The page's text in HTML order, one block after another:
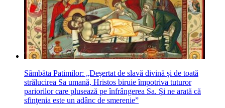
Sâmbăta Patimilor: „Deşertat de slavă divină şi de toată
strălucirea Sa umană, Hristos biruie împotriva tuturor
pariorilor care plusează pe înfrângerea Sa. Şi ne arată că
sfinţenia este un adânc de smerenie”